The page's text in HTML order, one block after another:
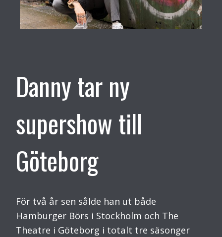
Danny tar ny
supershow till
Göteborg
För två år sen sålde han ut både
Hamburger Börs i Stockholm och The
Theatre i Göteborg i totalt tre säsonger